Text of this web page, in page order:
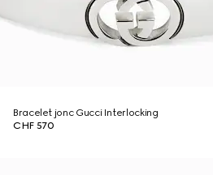
Bracelet jonc Gucci Interlocking
CHF 570